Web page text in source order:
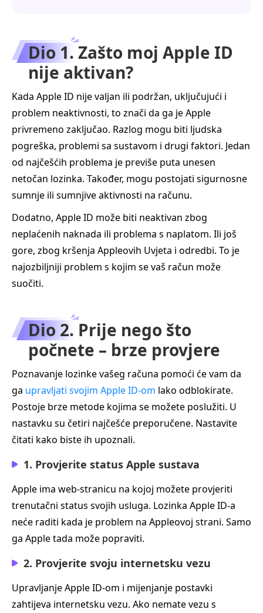
Dio 1. Zašto moj Apple ID
nije aktivan?
Kada Apple ID nije valjan ili podržan, uključujući i
problem neaktivnosti, to znači da ga je Apple
privremeno zaključao. Razlog mogu biti ljudska
pogreška, problemi sa sustavom i drugi faktori. Jedan
od najčešćih problema je previše puta unesen
netočan lozinka. Također, mogu postojati sigurnosne
sumnje ili sumnjive aktivnosti na računu.
Dodatno, Apple ID može biti neaktivan zbog
neplaćenih naknada ili problema s naplatom. Ili još
gore, zbog kršenja Appleovih Uvjeta i odredbi. To je
najozbiljniji problem s kojim se vaš račun može
suočiti.
Dio 2. Prije nego što
počnete – brze provjere
Poznavanje lozinke vašeg računa pomoći će vam da
ga upravljati svojim Apple ID-om lako odblokirate.
Postoje brze metode kojima se možete poslužiti. U
nastavku su četiri najčešće preporučene. Nastavite
čitati kako biste ih upoznali.
1. Provjerite status Apple sustava
Apple ima web-stranicu na kojoj možete provjeriti
trenutačni status svojih usluga. Lozinka Apple ID‑a
neće raditi kada je problem na Appleovoj strani. Samo
ga Apple tada može popraviti.
2. Provjerite svoju internetsku vezu
Upravljanje Apple ID‑om i mijenjanje postavki
zahtijeva internetsku vezu. Ako nemate vezu s